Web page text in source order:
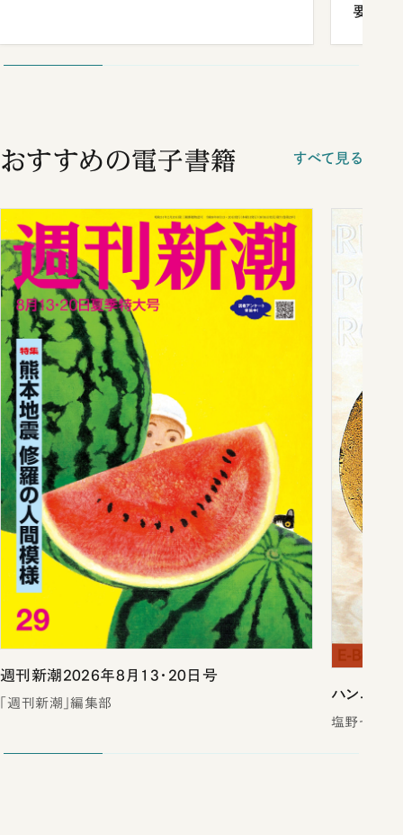
要だっ
おすすめの電子書籍 すべて見る
週刊新潮2026年8月13・20日号
「週刊新潮」編集部
ハンニバ
塩野七生／